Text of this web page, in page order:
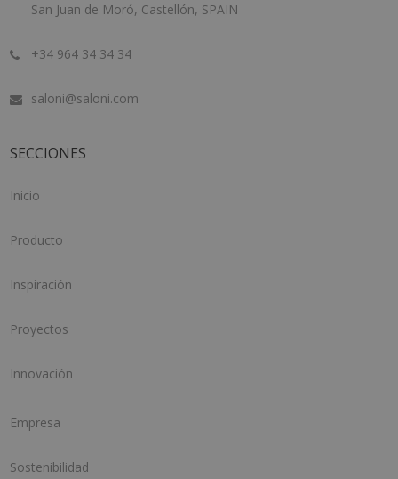
San Juan de Moró, Castellón, SPAIN
+34 964 34 34 34
saloni@saloni.com
SECCIONES
Inicio
Producto
Inspiración
Proyectos
Innovación
Empresa
Sostenibilidad